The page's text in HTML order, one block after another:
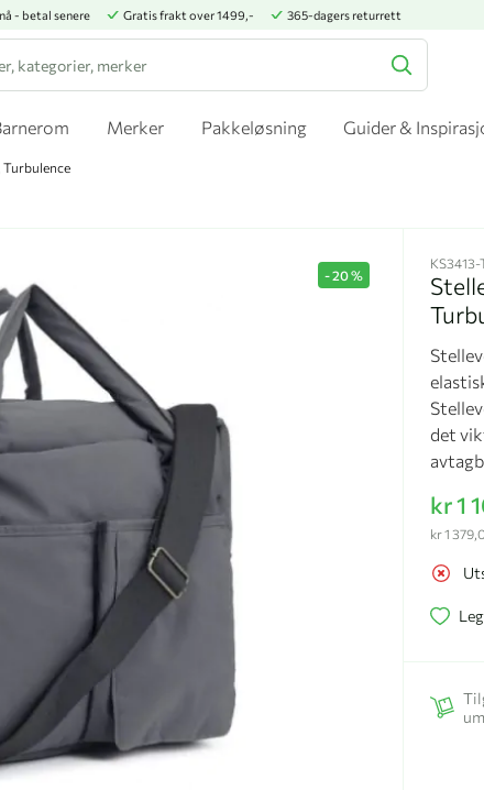
- betal senere Gratis frakt over 1499,- 365-dagers returrett
Merker Pakkeløsning Guider &
Turbulence
-20%
det
kr 1
kr 1